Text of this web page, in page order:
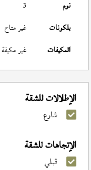
نوم
3
بلكونات
غير متاح
المكيفات
غير مكيفة
الإطلالات للشقة
شارع
الإتجاهات للشقة
قبلي